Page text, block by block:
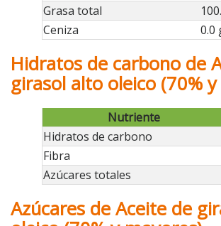
Grasa total
Ceniza
0.0
Hidratos de carbono de
girasol alto oleico (70%
Nutriente
Hidratos de carbono
Fibra
Azúcares totales
Azúcares de Aceite de